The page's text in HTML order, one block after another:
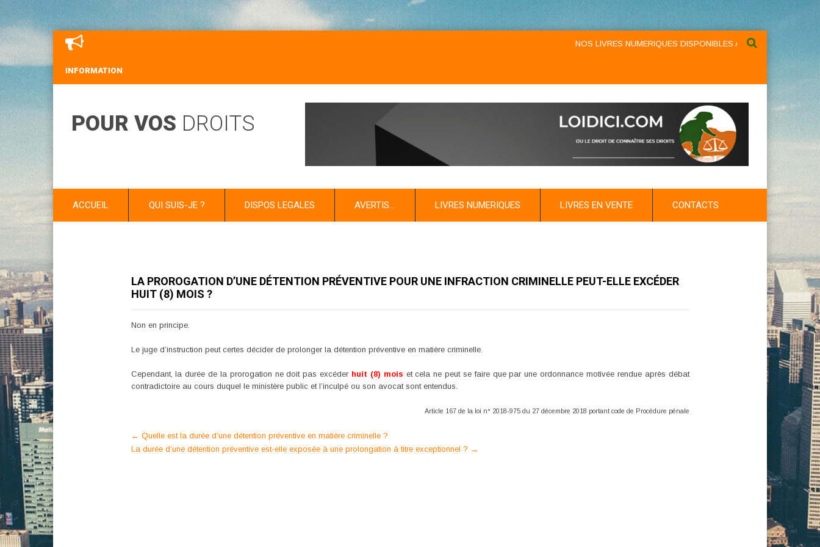
INFORMATION
NOS LIVRES NUMERIQUES DISPONIBLES AU NIVEAU DU MENU
POUR VOS DROITS
ACCUEIL QUI SUIS-JE ? DISPOS LEGALES AVERTIS… LIVRES NUMERIQUES LIVRES EN VENTE CONTACTS
LA PROROGATION D’UNE DÉTENTION PRÉVENTIVE POUR UNE INFRACTION CRIMINELLE PEUT-ELLE EXCÉDER
HUIT (8) MOIS ?
Non en principe.
Le juge d’instruction peut certes décider de prolonger la détention préventive en matière criminelle.
Cependant, la durée de la prorogation ne doit pas excéder huit (8) mois et cela ne peut se faire que par une ordonnance motivée rendue après débat
contradictoire au cours duquel le ministère public et l’inculpé ou son avocat sont entendus.
Article 167 de la loi n° 2018-975 du 27 décembre 2018 portant code de Procédure pénale
Post
navigation
← Quelle est la durée d’une détention préventive en matière criminelle ?
La durée d’une détention préventive est-elle exposée à une prolongation à titre exceptionnel ? →